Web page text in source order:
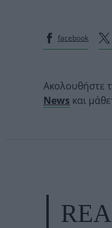
facebook
Ακολουθήστε
News και